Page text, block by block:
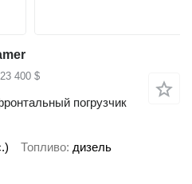
400 $
погрузчик
Топливо дизель